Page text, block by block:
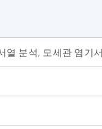
분석, 모세관 염기